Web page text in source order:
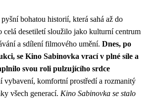
bohatou historií, která sahá až do
celá desetiletí sloužilo jako kulturní centrum
a sdílení filmového umění. Dnes, po
se Kino Sabinovka vrací v plné síle a
svou roli pulzujícího srdce
vybavení, komfortní prostředí a rozmanitý
všech generací. Kino Sabinovka se stalo